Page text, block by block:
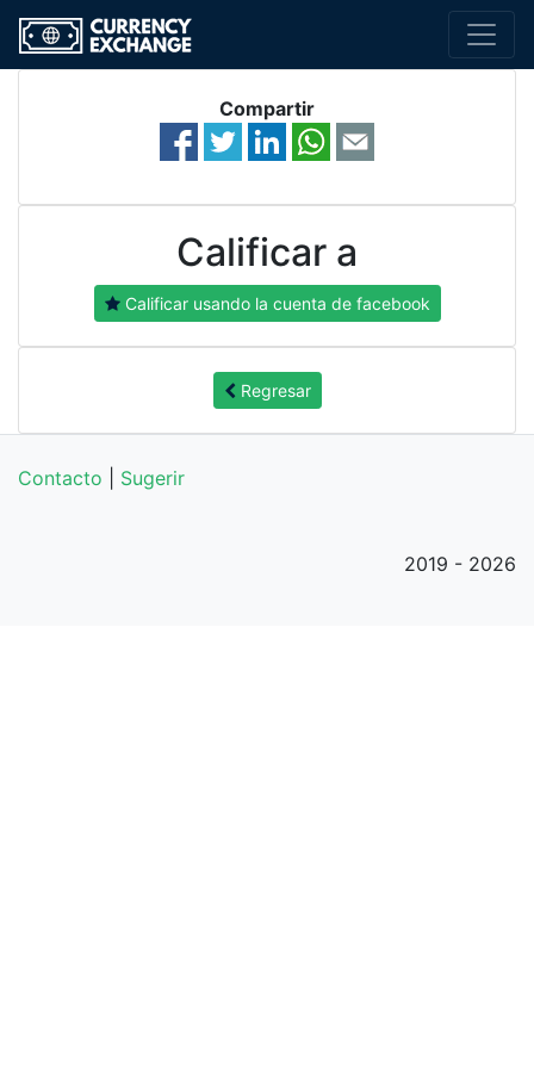
Compartir
Calificar a
Calificar usando la cuenta de facebook
Regresar
Contacto Sugerir
2019 - 2026